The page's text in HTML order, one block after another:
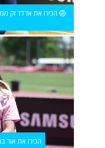
🏐 הכירו את אלדד זק
הכירו את אור